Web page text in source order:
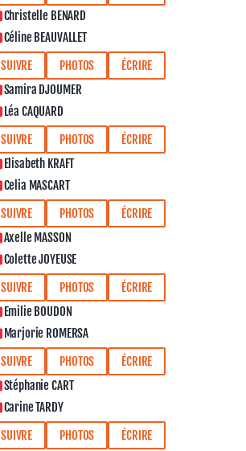
Christelle BENARD
Céline BEAUVALLET
SUIVRE
PHOTOS ÉCRIRE
Samira DJOUMER
Léa CAQUARD
SUIVRE
PHOTOS ÉCRIRE
Elisabeth KRAFT
Celia MASCART
SUIVRE
PHOTOS ÉCRIRE
Axelle MASSON
Colette JOYEUSE
SUIVRE
PHOTOS ÉCRIRE
Emilie BOUDON
Marjorie ROMERSA
SUIVRE
PHOTOS ÉCRIRE
Stéphanie CART
Carine TARDY
SUIVRE
PHOTOS ÉCRIRE